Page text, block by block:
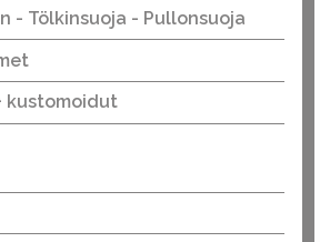
- Tölkinsuoja - Pullonsuoja
kustomoidut